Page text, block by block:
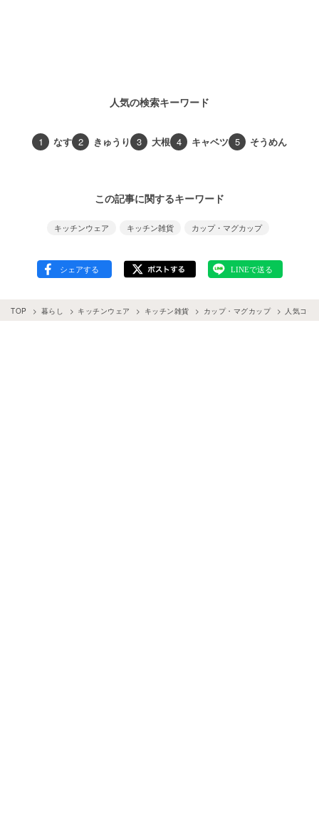
人気の検索キーワード
1 なす 2 きゅうり 3 大根 4 キャベツ 5 そうめん
この記事に関するキーワード
キッチンウェア キッチン雑貨 カップ・マグカップ
TOP 暮らし キッチンウェア キッチン雑貨 カップ・マグカップ 人気コー